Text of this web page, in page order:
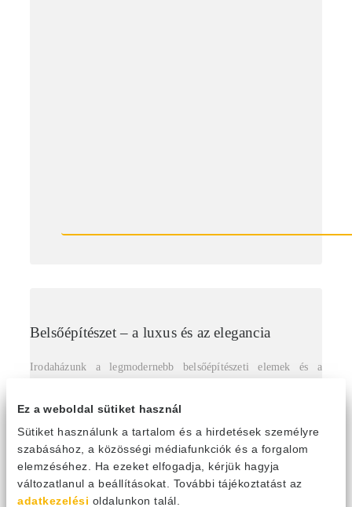
Ez a weboldal sütiket használ
Sütiket használunk a tartalom és a hirdetések személyre
szabásához, a közösségi médiafunkciók és a forgalom
elemzéséhez. Ha ezeket elfogadja, kérjük hagyja
változatlanul a beállításokat. További tájékoztatást az
adatkezelési oldalunkon talál.
Belsőépítészet – a luxus és az elegancia
Irodaházunk a legmodernebb belsőépítészeti elemek és a
élményt nyújt a szemnek belülről is. Negyvennégy
belsőépítészete. Az első benyomást a látogatók számára a hi-
tech irodaház eleganciája nyújtja, amit a neves designerek
csúcskategóriás termékei keltenek életre. Az irodaház
belsőépítészetének részét képezi a mennyezeten gondosan